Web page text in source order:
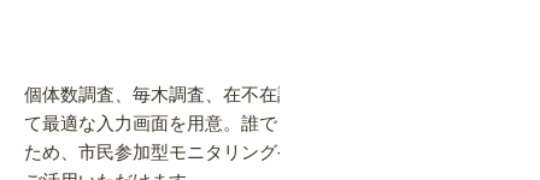
個体数調査、毎木調査、在不在調査など、調査タイプに応じ
て最適な入力画面を用意。誰でも簡単に参加・操作ができる
ため、市民参加型モニタリングや社員参加型のイベントにも